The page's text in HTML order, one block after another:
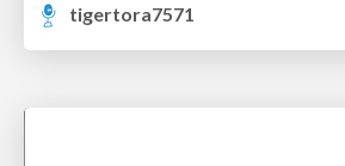
tigertora7571